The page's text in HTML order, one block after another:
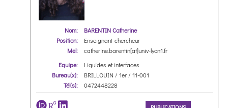
Nom:
BARENTIN Catherine
Position:
Enseignant-chercheur
Mel:
catherine.barentin[at]univ-lyon1.fr
Equipe:
Liquides et interfaces
Bureau(x):
BRILLOUIN / 1er / 11-001
Tél(s):
0472448228